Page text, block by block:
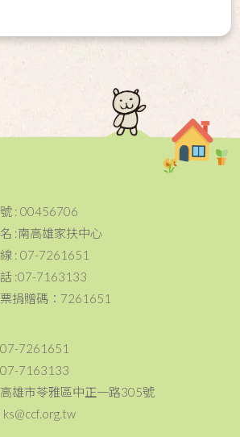
: 00456706
:南高雄家扶中心
: 07-7261651
:07-7163133
捐贈碼：7261651
7261651
7163133
雄市苓雅區中正一路305號
ks@ccf.org.tw